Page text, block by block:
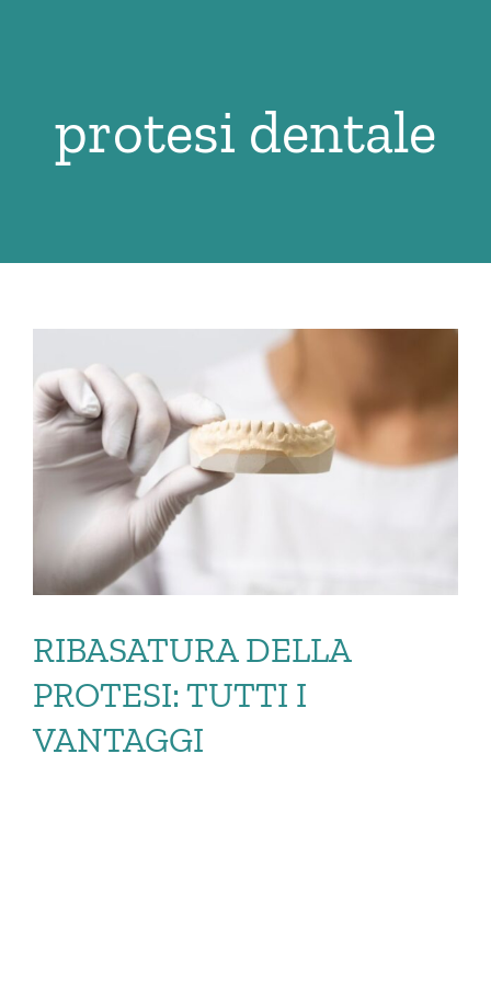
protesi dentale
RIBASATURA DELLA
PROTESI: TUTTI I
VANTAGGI